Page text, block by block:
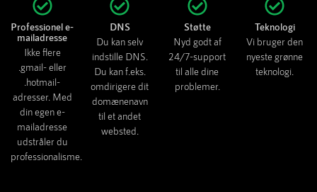
Professionel e-
mailadresse
Ikke flere
.gmail- eller
.hotmail-
adresser. Med
din egen e-
mailadresse
udstråler du
professionalisme.
DNS
Du kan selv
indstille DNS.
Du kan f.eks.
omdirigere dit
domænenavn
til et andet
websted.
Støtte
Nyd godt af
24/7-support
til alle dine
problemer.
Teknologi
Vi bruger den
nyeste grønne
teknologi.